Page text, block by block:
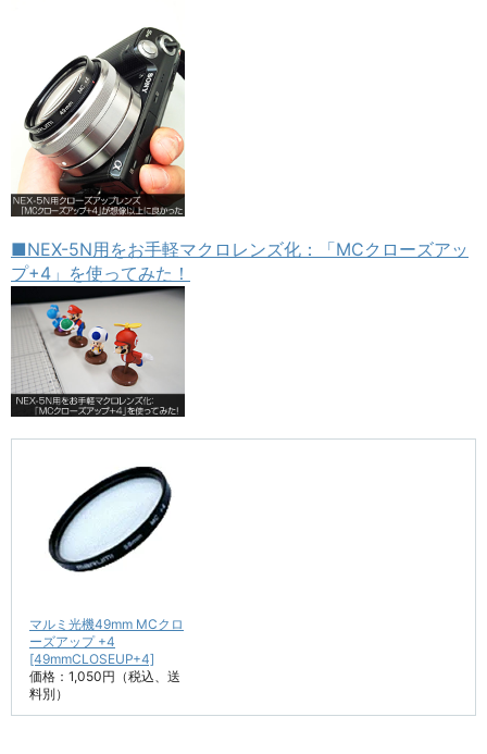
■NEX-5N用をお手軽マクロレンズ化：「MCクローズアッ
プ+4」を使ってみた！
マルミ光機49mm MCクロ
ーズアップ +4
[49mmCLOSEUP+4]
価格：1,050円（税込、送
料別）